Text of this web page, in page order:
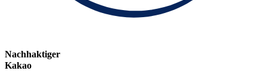
Nachhaktiger
Kakao